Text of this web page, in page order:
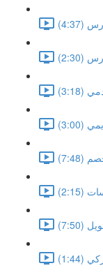
(2:30)
(3:00)
(7:48)
(2:15)
(1:44)